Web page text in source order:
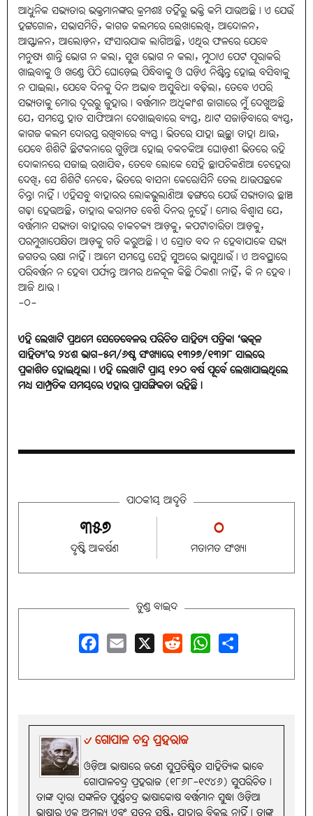
ଆଧୁନିକ ସଭ୍ୟତାର ଭକ୍ତମାନଙ୍କର କ୍ରମଶଃ ତହିଁରୁ ଭକ୍ତି କମି ଯାଉଅଛି। ଏ ଯେଉଁ
ହଟ୍ଟଗୋଳ, ସଭାସମିତି, କାଗଜ କଲମରେ ଲେଖାଲେଖି, ଆନ୍ଦୋଳନ,
ଆସ୍ଫାଳନ, ଆଲୋଡ଼ନ, ସଂସାରଯାକ ଲାଗିଅଛି, ଏଥିର ଫଳରେ ଯେବେ
ମନୁଷ୍ୟ ଶାନ୍ତି ଭୋଗ ନ କଲା, ସୁଖ ଭୋଗ ନ କଲା, ମୁଠାଏ ପେଟ ପୂରାକରି
ଖାଇବାକୁ ଓ ଖଣ୍ଡେ ପିଠି ଘୋଡ଼େଇ ପିନ୍ଧିବାକୁ ଓ ଘଡ଼ିଏ ନିଶ୍ଚିନ୍ତ ହୋଇ ବସିବାକୁ
ନ ପାଇଲା, ଯେବେ ଦିନକୁ ଦିନ ଅଭାବ ଅସୁବିଧା ବଢ଼ିଲା, ତେବେ ଏପରି
ସଭ୍ୟତାକୁ ମୋର ଦୂରରୁ ଜୁହାର। ବର୍ତ୍ତମାନ ଅଧିକାଂଶ ଜାଗାରେ ମୁଁ ଦେଖୁଅଛି
ଯେ, ସମସ୍ତେ ହାତ ସାଫିଆନା ଦେଖାଇବାରେ ବ୍ୟସ୍ତ, ଥାଟ ସଜାଡ଼ିବାରେ ବ୍ୟସ୍ତ,
କାଗଜ କଲମ ଦୋରସ୍ତ ରଖିବାରେ ବ୍ୟସ୍ତ। ଭିତରେ ଯାହା ଇଚ୍ଛା ତାହା ଥାଉ,
ଯେବେ ଶିଶିଟି ଛିଟକନାରେ ଗୁଡ଼ିଆ ହୋଇ ଚକଚକିଆ ଘୋଡ଼ଣୀ ଭିତରେ ରହି
ଦୋକାନରେ ସଜାଇ ରଖାଯିବ, ତେବେ ଲୋକେ ସେହି ଛାପଚିକଣିଆ ଚେହେରା
ଦେଖି, ସେ ଶିଶିଟି ନେବେ, ଭିତରେ ବାସନା କେରୋସିନିି ତେଲ ଥାଉପଛକେ
ଚିନ୍ତା ନାହିଁ। ଏହିସବୁ ବାହାରର ଲୋକଭୁଲାଣିଆ ଢଙ୍ଗରେ ଯେଉଁ ସଭ୍ୟତାର ଛାଞ୍ଚ
ଗଢ଼ା ହେଉଅଛି, ତାହାର କରାମତ ବେଶି ଦିନର ନୁହେଁ। ମୋର ବିଶ୍ୱାସ ଯେ,
ବର୍ତ୍ତମାନ ସଭ୍ୟତା ବାହାରର ଚାକଚକ୍ୟ ଆଡ଼କୁ, କପଟାଚାରିତା ଆଡ଼କୁ,
ପରମୁଖାପେକ୍ଷିତା ଆଡ଼କୁ ଗତି କରୁଅଛି। ଏ ସ୍ରୋତ ବନ୍ଦ ନ ହେବାଯାକେ ସଭ୍ୟ
ଜଗତର ରକ୍ଷା ନାହିଁ। ଆମେ ସମସ୍ତେ ସେହି ସୁଅରେ ଭାସୁଥାଉଁ। ଏ ଅବସ୍ଥାରେ
ପରିବର୍ତ୍ତନ ନ ହେବା ପର୍ଯ୍ୟନ୍ତ ଆମର ଥଳକୂଳ କିଛି ଠିକଣା ନାହିଁ, କି ନ ହେବ।
ଆଜି ଥାଉ।
-୦-
ଏହି ଲେଖାଟି ପ୍ରଥମେ ସେତେବେଳର ପରିଚିତ ସାହିତ୍ୟ ପତ୍ରିକା ‘ଉତ୍କଳ
ସାହିତ୍ୟ’ର ୨୪ଶ ଭାଗ-୫ମ/୬ଷ୍ଠ ସଂଖ୍ୟାରେ ୧୩୨୭/୧୩୨୮ ସାଲରେ
ପ୍ରକାଶିତ ହୋଇଥିଲା। ଏହି ଲେଖାଟି ପ୍ରାୟ ୧୨୦ ବର୍ଷ ପୂର୍ବେ ଲେଖାଯାଇଥିଲେ
ମଧ୍ୟ ସାମ୍ପ୍ରତିକ ସମୟରେ ଏହାର ପ୍ରାସଙ୍ଗିକତା ରହିଛି।
ପାଠକୀୟ ଆଦୃତି
୩୫୭
ଦୃଷ୍ଟି ଆକର୍ଷଣ
୦
ମତାମତ ସଂଖ୍ୟା
ତୁଣ୍ଡ ବାଇଦ
୰ ଗୋପାଳ ଚନ୍ଦ୍ର ପ୍ରହରାଜ
ଓଡ଼ିଆ ଭାଷାରେ ଜଣେ ସୁପ୍ରତିଷ୍ଠିତ ସାହିତ୍ୟିକ ଭାବେ
ଗୋପାଳଚନ୍ଦ୍ର ପ୍ରହରାଜ (୧୮୬୮-୧୯୪୬) ସୁପରିଚିତ।
ତାଙ୍କ ଦ୍ବାରା ସଙ୍କଳିତ ପୁର୍ଣ୍ଣଚନ୍ଦ୍ର ଭାଷାକୋଷ ବର୍ତ୍ତମାନ ସୁଦ୍ଧା ଓଡ଼ିଆ